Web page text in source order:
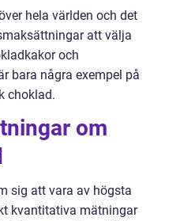
hela världen och det
att välja
och
bara några exempel på
choklad.
om
sig att vara av högsta
kvantitativa mätningar